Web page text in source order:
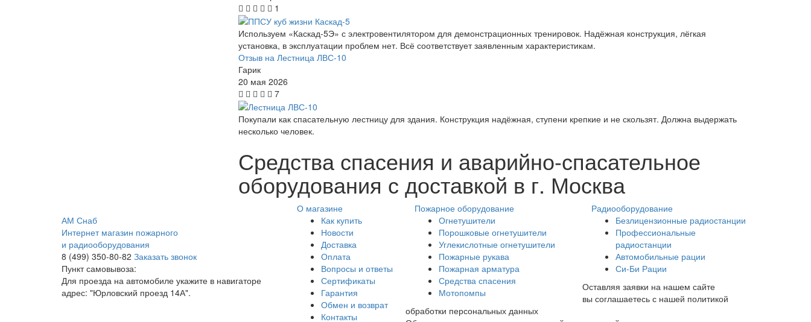
1
Используем «Каскад-5Э» с электровентилятором для демонстрационных тренировок. Надёжная конструкция, лёгкая
установка, в эксплуатации проблем нет. Всё соответствует заявленным характеристикам.
Отзыв на Лестница ЛВС-10
Гарик
20 мая 2026
7
Покупали как спасательную лестницу для здания. Конструкция надёжная, ступени крепкие и не скользят. Должна выдержать
несколько человек.
Средства спасения и аварийно-спасательное
оборудования с доставкой в г. Москва
АМ Снаб
Интернет магазин пожарного
и радиооборудования
8 (499) 350-80-82 Заказать звонок
Пункт самовывоза:
Для проезда на автомобиле укажите в навигаторе
адрес: "Юрловский проезд 14А".
О магазине
Как купить
Новости
Доставка
Оплата
Вопросы и ответы
Сертификаты
Гарантия
Обмен и возврат
Контакты
Пожарное оборудование
Огнетушители
Порошковые огнетушители
Углекислотные огнетушители
Пожарные рукава
Пожарная арматура
Средства спасения
Мотопомпы
Радиооборудование
Безлицензионные радиостанции
Профессиональные
радиостанции
Автомобильные рации
Си-Би Рации
Оставляя заявки на нашем сайте
вы соглашаетесь с нашей политикой
обработки персональных данных